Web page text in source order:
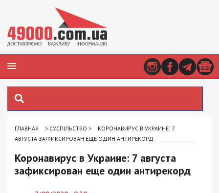
ГЛАВНАЯ > СУСПІЛЬСТВО >
КОРОНАВИРУС В УКРАИНЕ: 7
АВГУСТА ЗАФИКСИРОВАН ЕЩЕ ОДИН АНТИРЕКОРД
Коронавирус в Украине: 7 августа
зафиксирован еще один антирекорд